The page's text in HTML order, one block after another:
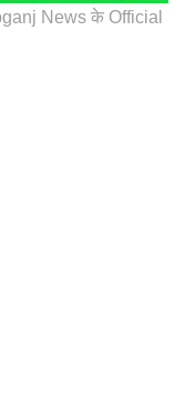
News के Official